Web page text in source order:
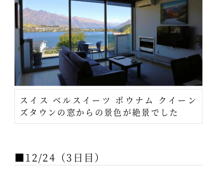
スイス ベルスイーツ ポウナム クイーン
ズタウンの窓からの景色が絶景でした
■12/24（3日目）